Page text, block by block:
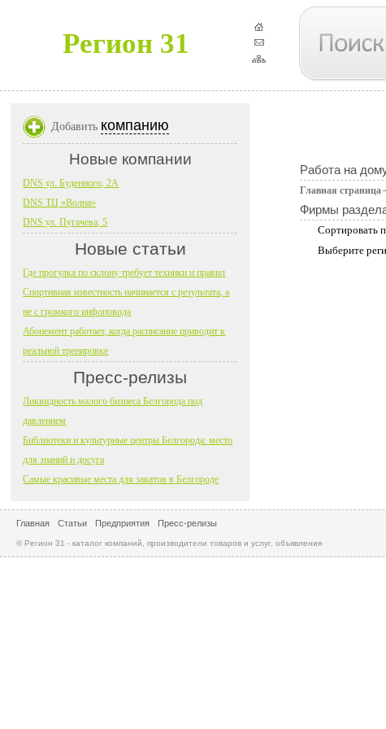
Регион 31
Работа на
Главная страница
Фирмы
Сортировать
Выберите
Добавить компанию
Новые компании
DNS ул. Буденного, 2А
DNS ТЦ «Волна»
DNS ул. Пугачева, 5
Новые статьи
Где прогулка по склону требует техники и правил
Спортивная известность начинается с результата, а
не с громкого инфоповода
Абонемент работает, когда расписание приводит к
реальной тренировке
Пресс-релизы
Ликвидность малого бизнеса Белгорода под
давлением
Библиотеки и культурные центры Белгорода: место
для знаний и досуга
Самые красивые места для закатов в Белгороде
Главная Статьи Предприятия Пресс-релизы
© Регион 31 - каталог компаний, производители товаров и услуг, объявления